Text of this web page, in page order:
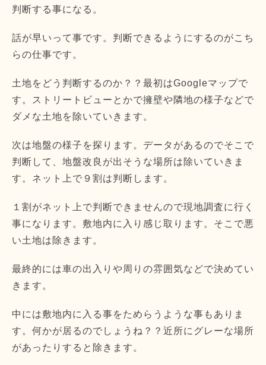
判断する事になる。
話が早いって事です。判断できるようにするのがこち
らの仕事です。
土地をどう判断するのか？？最初はGoogleマップで
す。ストリートビューとかで擁壁や隣地の様子などで
ダメな土地を除いていきます。
次は地盤の様子を探ります。データがあるのでそこで
判断して、地盤改良が出そうな場所は除いていきま
す。ネット上で９割は判断します。
１割がネット上で判断できませんので現地調査に行く
事になります。敷地内に入り感じ取ります。そこで悪
い土地は除きます。
最終的には車の出入りや周りの雰囲気などで決めてい
きます。
中には敷地内に入る事をためらうような事もありま
す。何かが居るのでしょうね？？近所にグレーな場所
があったりすると除きます。